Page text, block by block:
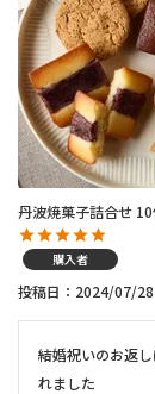
丹波焼菓子詰合せ
購入者
投稿日 2024/07/28
結婚祝いのお返
れました